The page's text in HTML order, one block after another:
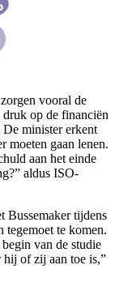
vooral de
op de financiën
De minister erkent
moeten gaan lenen.
aan het einde
aldus ISO-
Bussemaker tijdens
tegemoet te komen.
van de studie
hij of zij aan toe is,”